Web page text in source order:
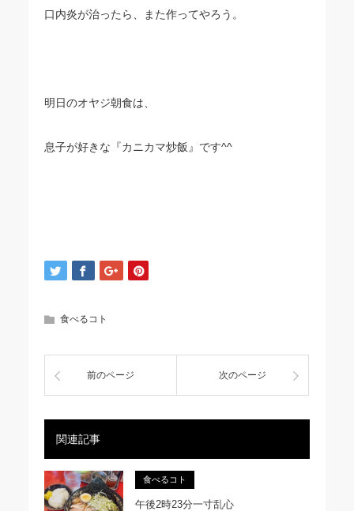
口内炎が治ったら、また作ってやろう。
明日のオヤジ朝食は、
息子が好きな『カニカマ炒飯』です^^
食べるコト
前のページ 次のページ
関連記事
食べるコト
午後2時23分一寸乱心